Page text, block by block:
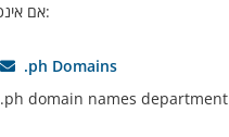
אם אינכם יכולים למצוא מענה לפנייתכם במאגר המידע שלנו – אתם יכולים לפתוח פניה למחלקה המתאימה להלן:
.ph Domains
.ph domain names department